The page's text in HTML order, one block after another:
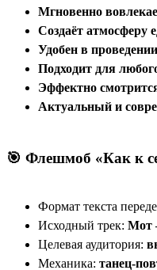
Мгновенно
Создаёт атмосферу
Удобен в проведении
Подходит для
Эффектно
Актуальный и
🎯 Флешмоб «Как к
Формат текста
Исходный трек: Мот
Целевая аудитория:
Механика: танец-